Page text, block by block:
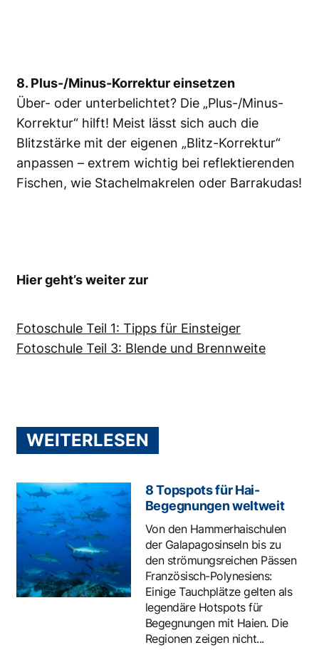
8. Plus-/Minus-Korrektur einsetzen
Über- oder unterbelichtet? Die „Plus-/Minus-
Korrektur“ hilft! Meist lässt sich auch die
Blitzstärke mit der eigenen „Blitz-Korrektur“
anpassen – extrem wichtig bei reflektierenden
Fischen, wie Stachelmakrelen oder Barrakudas!
Hier geht’s weiter zur
Fotoschule Teil 1: Tipps für Einsteiger
Fotoschule Teil 3: Blende und Brennweite
WEITERLESEN
8 Topspots für Hai-
Begegnungen weltweit
Von den Hammerhaischulen
der Galapagosinseln bis zu
den strömungsreichen Pässen
Französisch-Polynesiens:
Einige Tauchplätze gelten als
legendäre Hotspots für
Begegnungen mit Haien. Die
Regionen zeigen nicht...